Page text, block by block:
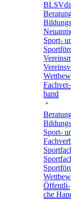
Sport-
Fach­ver­
band
Sport-
Öffent­li­
che